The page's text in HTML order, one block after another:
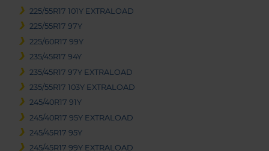
225/55R17 101Y EXTRALOAD
225/55R17 97Y
225/60R17 99Y
235/45R17 94Y
235/45R17 97Y EXTRALOAD
235/55R17 103Y EXTRALOAD
245/40R17 91Y
245/40R17 95Y EXTRALOAD
245/45R17 95Y
245/45R17 99Y EXTRALOAD